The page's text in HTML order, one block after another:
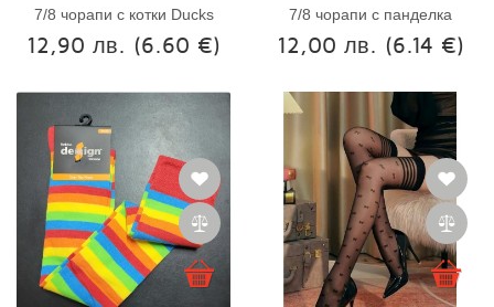
7/8 чорапи с котки Ducks
12,90 лв. (6.60 €)
7/8 чорапи с панделка
12,00 лв. (6.14 €)